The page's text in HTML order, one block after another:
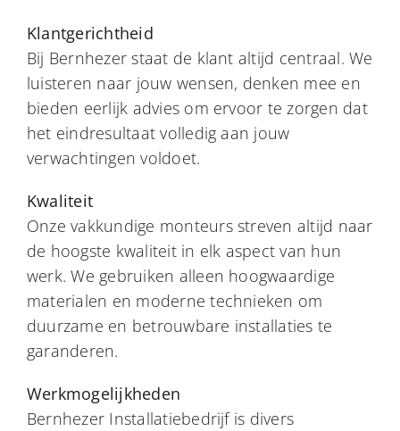
Klantgerichtheid
Bij Bernhezer staat de klant altijd centraal. We
luisteren naar jouw wensen, denken mee en
bieden eerlijk advies om ervoor te zorgen dat
het eindresultaat volledig aan jouw
verwachtingen voldoet.
Kwaliteit
Onze vakkundige monteurs streven altijd naar
de hoogste kwaliteit in elk aspect van hun
werk. We gebruiken alleen hoogwaardige
materialen en moderne technieken om
duurzame en betrouwbare installaties te
garanderen.
Werkmogelijkheden
Bernhezer Installatiebedrijf is divers